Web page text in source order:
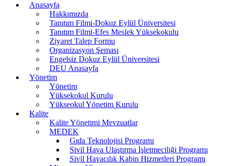
Anasayfa
Hakkımızda
Tanıtım Filmi-Dokuz Eylül Üniversitesi
Tanıtım Filmi-Efes Meslek Yüksekokulu
Ziyaret Talep Formu
Organizasyon Şeması
Engelsiz Dokuz Eylül Üniversitesi
DEU Anasayfa
Yönetim
Yönetim
Yüksekokul Kurulu
Yükseokul Yönetim Kurulu
Kalite
Kalite Yönetimi Mevzuatlar
MEDEK
Gıda Teknolojisi Programı
Sivil Hava Ulaştırma İşletmeciliği Programı
Sivil Havacılık Kabin Hizmetleri Programı